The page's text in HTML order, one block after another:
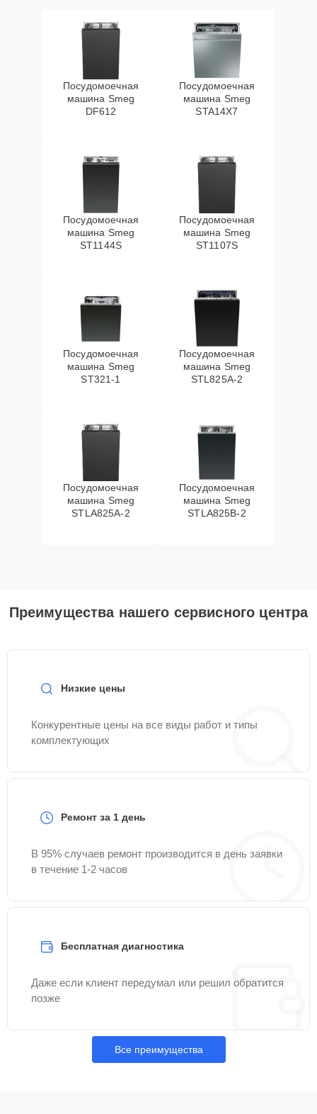
Посудомоечная
машина Smeg
DF612
Посудомоечная
машина Smeg
STA14X7
Посудомоечная
машина Smeg
ST1144S
Посудомоечная
машина Smeg
ST1107S
Посудомоечная
машина Smeg
ST321-1
Посудомоечная
машина Smeg
STL825A-2
Посудомоечная
машина Smeg
STLA825A-2
Посудомоечная
машина Smeg
STLA825B-2
Преимущества нашего сервисного центра
Низкие цены
Конкурентные цены на все виды работ и типы
комплектующих
Ремонт за 1 день
В 95% случаев ремонт производится в день заявки
в течение 1-2 часов
Бесплатная диагностика
Даже если клиент передумал или решил обратится
позже
Все преимущества